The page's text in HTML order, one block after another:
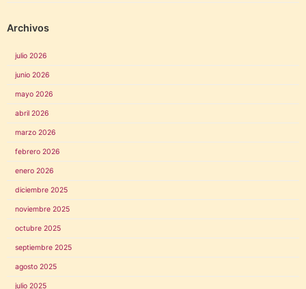
Archivos
julio 2026
junio 2026
mayo 2026
abril 2026
marzo 2026
febrero 2026
enero 2026
diciembre 2025
noviembre 2025
octubre 2025
septiembre 2025
agosto 2025
julio 2025